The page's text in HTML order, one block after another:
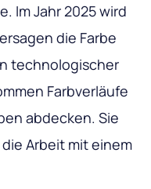
Im Jahr 2025 wird
die Farbe
technologischer
Farbverläufe
abdecken. Sie
Arbeit mit einem